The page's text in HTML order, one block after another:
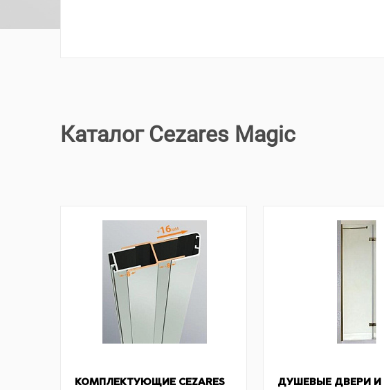
Каталог Cezares Magic
КОМПЛЕКТУЮЩИЕ CEZARES
ДУШЕВЫЕ ДВЕРИ И